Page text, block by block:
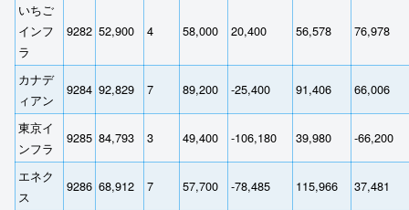
いちご
インフ
ラ
9282 52,900 4 58,000 20,400 56,578 76,978
カナデ
ィアン
9284 92,829 7 89,200 -25,400 91,406 66,006
東京イ
ンフラ
9285 84,793 3 49,400 -106,180 39,980 -66,200
エネク
ス
9286 68,912 7 57,700 -78,485 115,966 37,481